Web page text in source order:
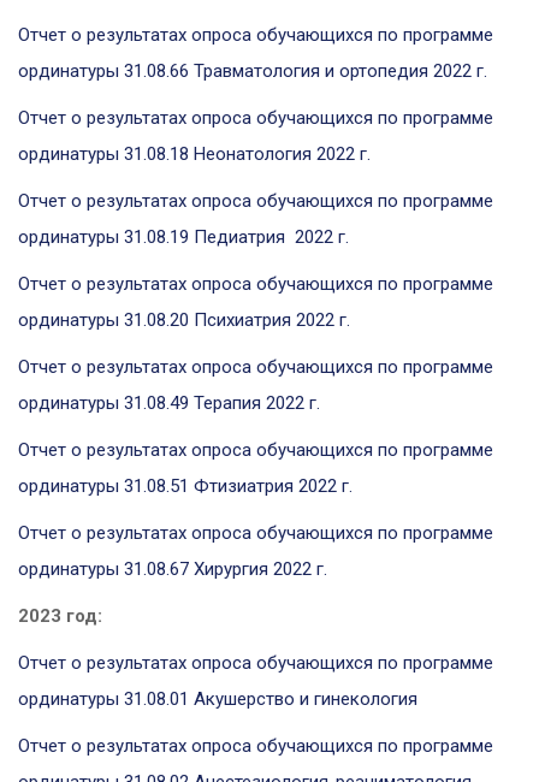
Отчет о результатах опроса обучающихся по программе
ординатуры 31.08.66 Травматология и ортопедия 2022 г.
Отчет о результатах опроса обучающихся по программе
ординатуры 31.08.18 Неонатология 2022 г.
Отчет о результатах опроса обучающихся по программе
ординатуры 31.08.19 Педиатрия 2022 г.
Отчет о результатах опроса обучающихся по программе
ординатуры 31.08.20 Психиатрия 2022 г.
Отчет о результатах опроса обучающихся по программе
ординатуры 31.08.49 Терапия 2022 г.
Отчет о результатах опроса обучающихся по программе
ординатуры 31.08.51 Фтизиатрия 2022 г.
Отчет о результатах опроса обучающихся по программе
ординатуры 31.08.67 Хирургия 2022 г.
2023 год:
Отчет о результатах опроса обучающихся по программе
ординатуры 31.08.01 Акушерство и гинекология
Отчет о результатах опроса обучающихся по программе